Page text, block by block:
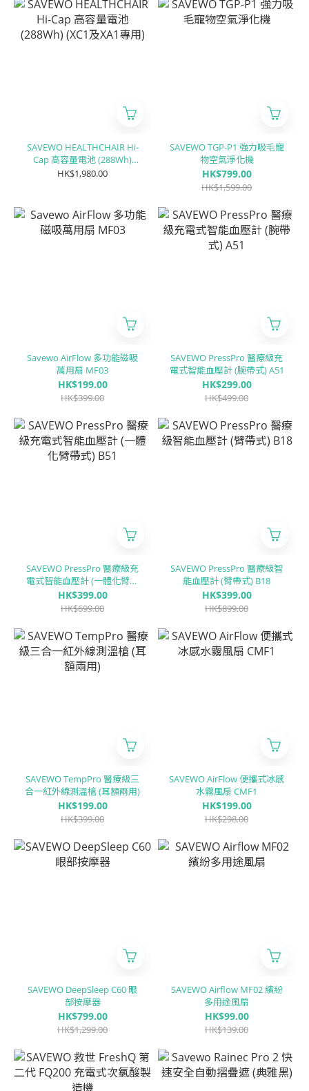
SAVEWO HEALTHCHAIR Hi-
Cap 高容量電池 (288Wh)
(XC1及XA1專用)
HK$1,980.00
SAVEWO TGP-P1 強力吸毛寵
物空氣淨化機
HK$799.00
HK$1,599.00
Savewo AirFlow 多功能磁吸
萬用扇 MF03
HK$199.00
HK$399.00
SAVEWO PressPro 醫療級充
電式智能血壓計 (腕帶式) A51
HK$299.00
HK$499.00
SAVEWO PressPro 醫療級充
電式智能血壓計 (一體化臂帶
式) B51
HK$399.00
HK$699.00
SAVEWO PressPro 醫療級智
能血壓計 (臂帶式) B18
HK$399.00
HK$899.00
SAVEWO TempPro 醫療級三
合一紅外線測溫槍 (耳額兩用)
HK$199.00
HK$399.00
SAVEWO AirFlow 便攜式冰感
水霧風扇 CMF1
HK$199.00
HK$298.00
SAVEWO DeepSleep C60 眼
部按摩器
HK$799.00
HK$1,299.00
SAVEWO Airflow MF02 繽紛
多用途風扇
HK$99.00
HK$139.00